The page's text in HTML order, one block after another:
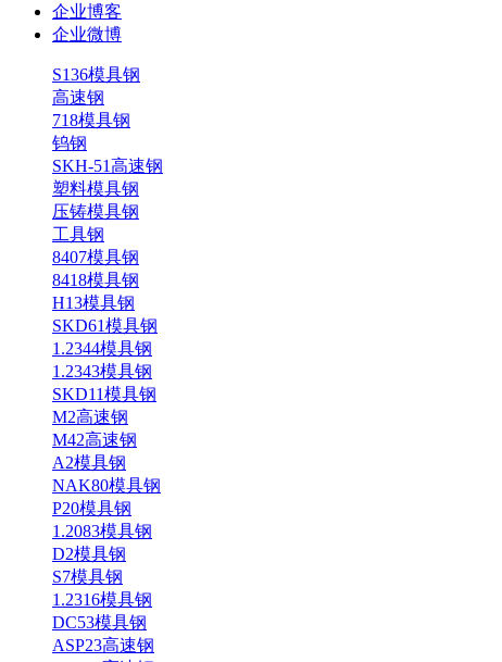
企业博客
企业微博
S136模具钢
高速钢
718模具钢
钨钢
SKH-51高速钢
塑料模具钢
压铸模具钢
工具钢
8407模具钢
8418模具钢
H13模具钢
SKD61模具钢
1.2344模具钢
1.2343模具钢
SKD11模具钢
M2高速钢
M42高速钢
A2模具钢
NAK80模具钢
P20模具钢
1.2083模具钢
D2模具钢
S7模具钢
1.2316模具钢
DC53模具钢
ASP23高速钢